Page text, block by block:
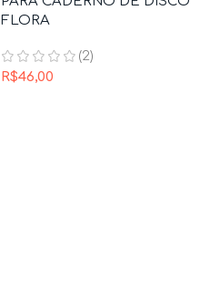
FLORA
(2)
R$46,00